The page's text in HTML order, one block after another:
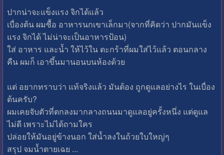
ปากน่าจะแข็งแรง จิกได้แล้ว
เบื่องต้น ผมซื้อ อาหารนกเขาเล็กมา(จากที่คิดว่า ปากมันแข็ง
แรง จิกได้ ไม่น่าจะเป็นอาหารป้อน)
ใส่ อาหาร และน้ำ ให้ไว้ใน ตะกร้าที่ผมใส่ไว้แล้ว ตอนกลาง
คืน ผมก็ เอาขึ้นมานอนบนห้องด้วย
แต่ อยากทราบว่า แท้จริงแล้ว มันต้อง ถูกดูแลอย่างไร ในเบื่อง
ต้นครับ?
ผมเคยจับตัวที่ตกลงมากลางถนนมาดูแลอยู่ครั้งหนึ่ง แต่ดูแล
ไม่ดี เพราะไม่ได้ถามใคร
ปล่อยให้มันอยู่ข้างนอก ใส่น้ำลงในถ้วยใบใหญ่ๆ
สรุป จมน้ำตายเฉย ...